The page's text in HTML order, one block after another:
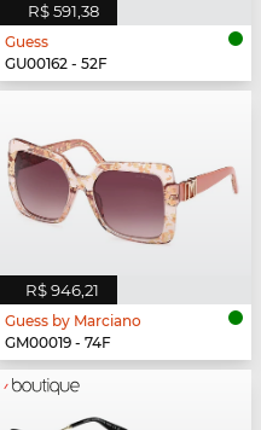
R$ 591,38
Guess
GU00162 - 52F
R$ 946,21
Guess by Marciano
GM00019 - 74F